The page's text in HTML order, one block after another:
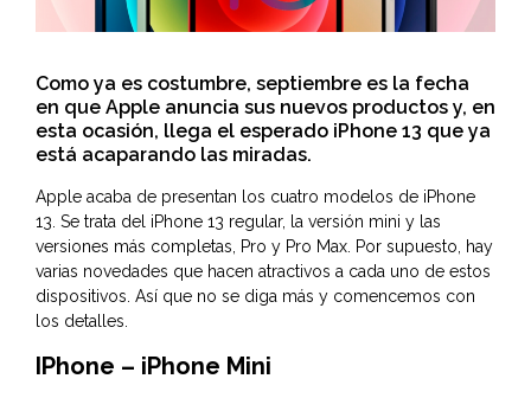
Como ya es costumbre, septiembre es la fecha
en que Apple anuncia sus nuevos productos y, en
esta ocasión, llega el esperado iPhone 13 que ya
está acaparando las miradas.
Apple acaba de presentan los cuatro modelos de iPhone
13. Se trata del iPhone 13 regular, la versión mini y las
versiones más completas, Pro y Pro Max. Por supuesto, hay
varias novedades que hacen atractivos a cada uno de estos
dispositivos. Así que no se diga más y comencemos con
los detalles.
IPhone – iPhone Mini